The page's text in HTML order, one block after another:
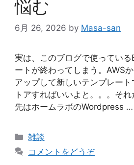
悩む
6月 26, 2026 by Masa-san
実は、このブログで使ってい
ートが終わってしまう。AWS
アップして新しいテンプレー
トアすればいいよと。。。そ
先はホームラボのWordpress …
カ
テ
雑談
コメントをどうぞ